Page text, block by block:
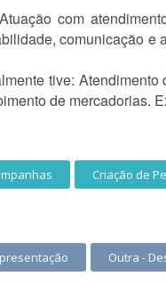
com
comunicação
tive:
de mercadorias.
Criação de
Outra -